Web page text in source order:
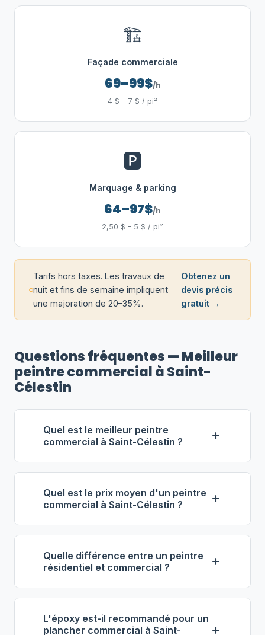
🏗️
Façade commerciale
69–99$/h
4 $ – 7 $ / pi²
🅿️
Marquage & parking
64–97$/h
2,50 $ – 5 $ / pi²
Tarifs hors taxes. Les travaux de
nuit et fins de semaine impliquent
une majoration de 20–35%.
Obtenez un
devis précis
gratuit →
Questions fréquentes — Meilleur
peintre commercial à Saint-
Célestin
Quel est le meilleur peintre
commercial à Saint-Célestin ?
Selon notre classement,Services
Industriels Lavallée
(propriétaire :
Manon Lavallée) se distingue comme le
Saint-Célestin. Note : 4.6/5 (82 avis), 11
ans d'expérience, équipe de 23
employés.
Quel est le prix moyen d'un peintre
commercial à Saint-Célestin ?
À Saint-Célestin, les entrepreneurs en
peinture commerciale facturent entre
59 $ et 89 $ de l'heure. Pour 1 000
L'époxy de plancher coûte entre 4 $ et
9 $ le pi², tout compris.
Quelle différence entre un peintre
résidentiel et commercial ?
La peinture commerciale implique des
volumes plus importants, des équipes
plus grandes, des produits spécialisés
L'époxy est-il recommandé pour un
plancher commercial à Saint-